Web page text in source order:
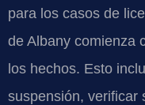
para los casos de
de Albany comienza
los hechos. Esto
suspensión, verificar